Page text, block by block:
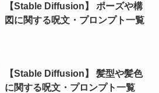
【Stable Diffusion】 ポーズや構
図に関する呪文・プロンプト一覧
【Stable Diffusion】 髪型や髪色
に関する呪文・プロンプト一覧